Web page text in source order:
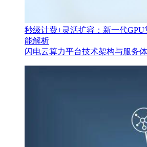
秒级计费+灵活扩容：新一代
能解析
闪电云算力平台技术架构与服务